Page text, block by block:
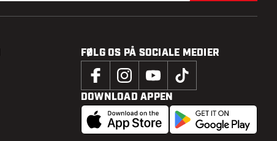
FØLG OS PÅ SOCIALE MEDIER
DOWNLOAD APPEN